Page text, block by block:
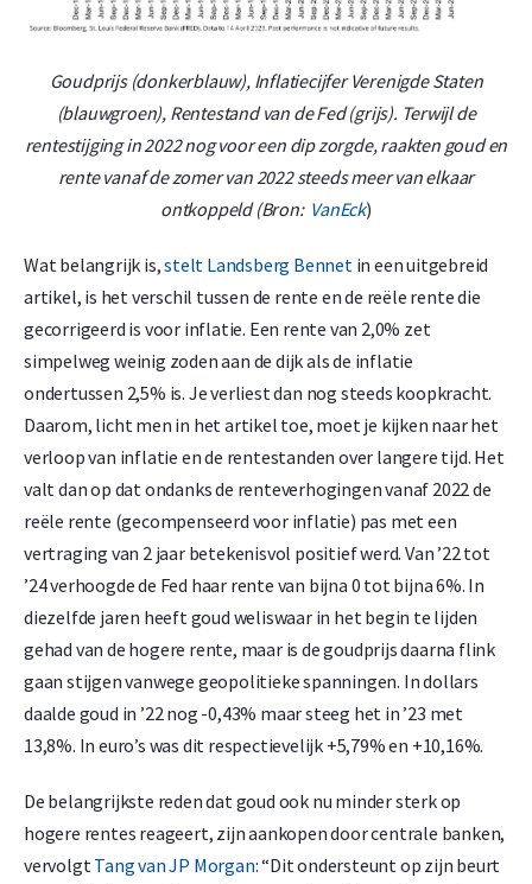
Goudprijs (donkerblauw), Inflatiecijfer Verenigde Staten
(blauwgroen), Rentestand van de Fed (grijs). Terwijl de
rentestijging in 2022 nog voor een dip zorgde, raakten goud en
rente vanaf de zomer van 2022 steeds meer van elkaar
ontkoppeld (Bron: VanEck)
Wat belangrijk is,stelt Landsberg Bennetin een uitgebreid
artikel, is het verschil tussen de rente en de reële rente die
gecorrigeerd is voor inflatie. Een rente van 2,0% zet
simpelweg weinig zoden aan de dijk als de inflatie
ondertussen 2,5% is. Je verliest dan nog steeds koopkracht.
Daarom, licht men in het artikel toe, moet je kijken naar het
verloop van inflatie en de rentestanden over langere tijd. Het
valt dan op dat ondanks de renteverhogingen vanaf 2022 de
reële rente (gecompenseerd voor inflatie) pas met een
vertraging van 2 jaar betekenisvol positief werd. Van ’22 tot
’24 verhoogde de Fed haar rente van bijna 0 tot bijna 6%. In
diezelfde jaren heeft goud weliswaar in het begin te lijden
gehad van de hogere rente, maar is de goudprijs daarna flink
gaan stijgen vanwege geopolitieke spanningen. In dollars
daalde goud in ’22 nog -0,43% maar steeg het in ’23 met
13,8%. In euro’s was dit respectievelijk +5,79% en +10,16%.
De belangrijkste reden dat goud ook nu minder sterk op
hogere rentes reageert, zijn aankopen door centrale banken,
vervolgtTang van JP Morgan: “Dit ondersteunt op zijn beurt